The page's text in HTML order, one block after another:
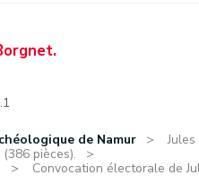
de Namur
pièces).
Convocation électorale de